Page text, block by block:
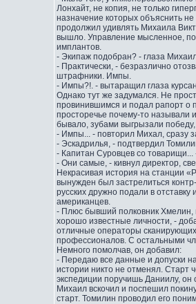
Лонхайт, не копия, не только
назначение которых объяснить
продолжил удивлять Михаила
вышло. Управление мысленное,
имплантов.
- Экипаж подобран? - глаза
- Практически, - безразлично
штрафники. Импы.
- Импы?!. - вытаращил глаза
Однако тут же задумался. Не
провинившимся и подал рапорт
просторечье почему-то
бывало, зубами выгрызали
- Импы... - повторил Михал, сразу
- Эскадрилья, - подтвердил
- Капитан Суровцев со товарищи...
- Они самые, - кивнул директор,
Некрасивая история на станции
вынужден был застрелиться
русских дружно подали в
американцев.
- Плюс бывший полковник Хмелин,
хорошо известные личности, -
отличные операторы сканирующих
профессионалов. С остальными
Немного помолчав, он добавил:
- Передаю все данные и допуски
истории никто не отменял. Старт
экспедиции поручишь Даниилу, он
Михаил вскочил и поспешил
старт. Томилин проводил его